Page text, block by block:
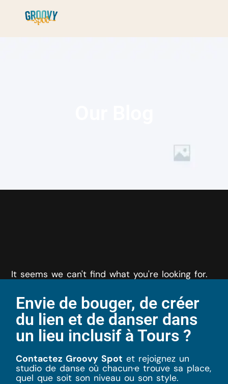
It seems we can't find what you're looking for.
Envie de bouger, de créer
du lien et de danser dans
un lieu inclusif à Tours ?
Contactez Groovy Spot et rejoignez un
studio de danse où chacun·e trouve sa place,
quel que soit son niveau ou son style.